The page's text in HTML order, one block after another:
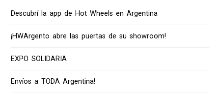
Descubrí la app de Hot Wheels en Argentina
¡HWArgento abre las puertas de su showroom!
EXPO SOLIDARIA
Envíos a TODA Argentina!